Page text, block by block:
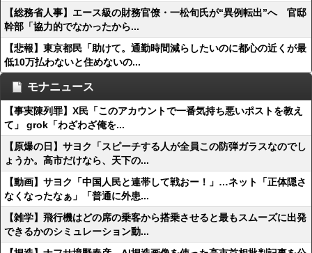
【総務省人事】エース級の財務官僚・一松旬氏が“異例転出”へ 官邸
幹部「協力的でなかったから...
【悲報】東京都民「助けて。通勤時間減らしたいのに都心の近くが最
低10万払わないと住めないの...
モナニュース
【事実陳列罪】X民「このアカウントで一番気持ち悪いポストを教え
て」 grok「わざわざ俺を...
【原爆の日】サヨク「スピーチする人が全員この防弾ガラスなのでし
ょうか。高市だけなら、天下の...
【動画】サヨク「中国人民と連帯して戦おー！」…ネット「正体隠さ
なくなったなぁ」「普通に外患...
【雑学】飛行機はどの席の乗客から搭乗させると最もスムーズに出発
できるかのシミュレーション動...